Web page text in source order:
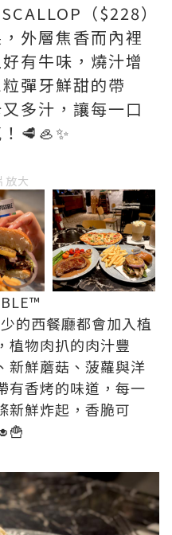
（$228）
外層焦香而內裡
有牛味，燒汁增
彈牙鮮甜的帶
多汁，讓每一口
🥩🦪✨
放大
的西餐廳都會加入植
植物肉扒的肉汁豐
新鮮蘑菇、菠蘿與洋
有香烤的味道，每一
新鮮炸起，香脆可